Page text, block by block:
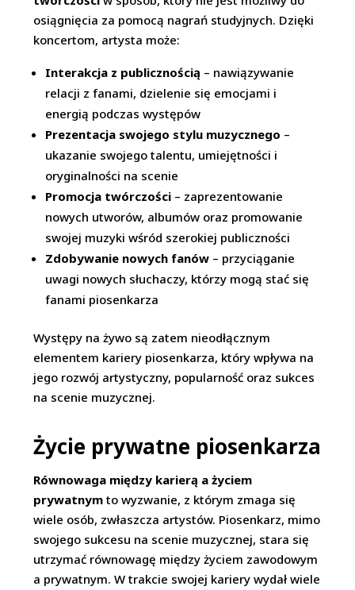
osiągnięcia za pomocą nagrań studyjnych. Dzięki
koncertom, artysta może:
Interakcja z publicznością – nawiązywanie
relacji z fanami, dzielenie się emocjami i
energią podczas występów
Prezentacja swojego stylu muzycznego –
ukazanie swojego talentu, umiejętności i
oryginalności na scenie
Promocja twórczości – zaprezentowanie
nowych utworów, albumów oraz promowanie
swojej muzyki wśród szerokiej publiczności
Zdobywanie nowych fanów – przyciąganie
uwagi nowych słuchaczy, którzy mogą stać się
fanami piosenkarza
Występy na żywo są zatem nieodłącznym
elementem kariery piosenkarza, który wpływa na
jego rozwój artystyczny, popularność oraz sukces
na scenie muzycznej.
Życie prywatne piosenkarza
Równowaga między karierą a życiem
prywatnym to wyzwanie, z którym zmaga się
wiele osób, zwłaszcza artystów. Piosenkarz, mimo
swojego sukcesu na scenie muzycznej, stara się
utrzymać równowagę między życiem zawodowym
a prywatnym. W trakcie swojej kariery wydał wiele